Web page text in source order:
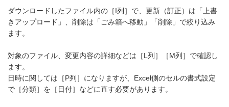
ダウンロードしたファイル内の［I列］で、更新（訂正）は「上書
きアップロード」、削除は「ごみ箱へ移動」「削除」で絞り込み
ます。
対象のファイル、変更内容の詳細などは［L列］［M列］で確認し
ます。
日時に関しては［P列］になりますが、Excel側のセルの書式設定
で［分類］を［日付］などに直す必要があります。